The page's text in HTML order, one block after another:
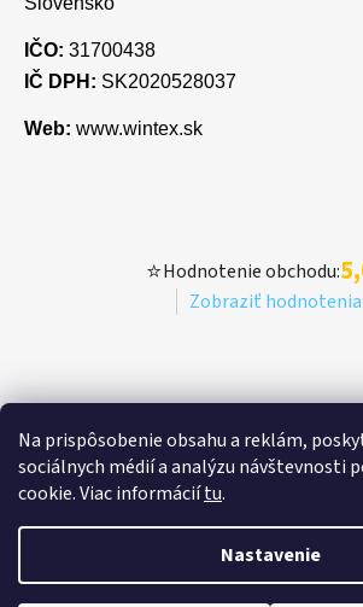
Na prispôsobenie obsahu a reklám,
sociálnych médií a analýzu návštevnosti
cookie. Viac informáciítu.
Nastavenie
IČO: 31700438
IČ DPH: SK2020528037
Web: www.wintex.sk
⭐Hodnotenie obchodu:
Zobraziť